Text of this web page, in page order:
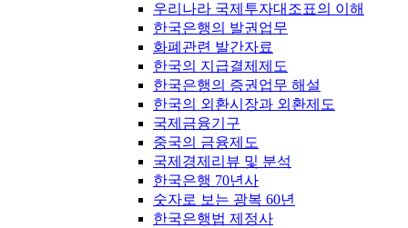
우리나라 국제투자대조표의 이해
한국은행의 발권업무
화폐관련 발간자료
한국의 지급결제제도
한국은행의 증권업무 해설
한국의 외환시장과 외환제도
국제금융기구
중국의 금융제도
국제경제리뷰 및 분석
한국은행 70년사
숫자로 보는 광복 60년
한국은행법 제정사